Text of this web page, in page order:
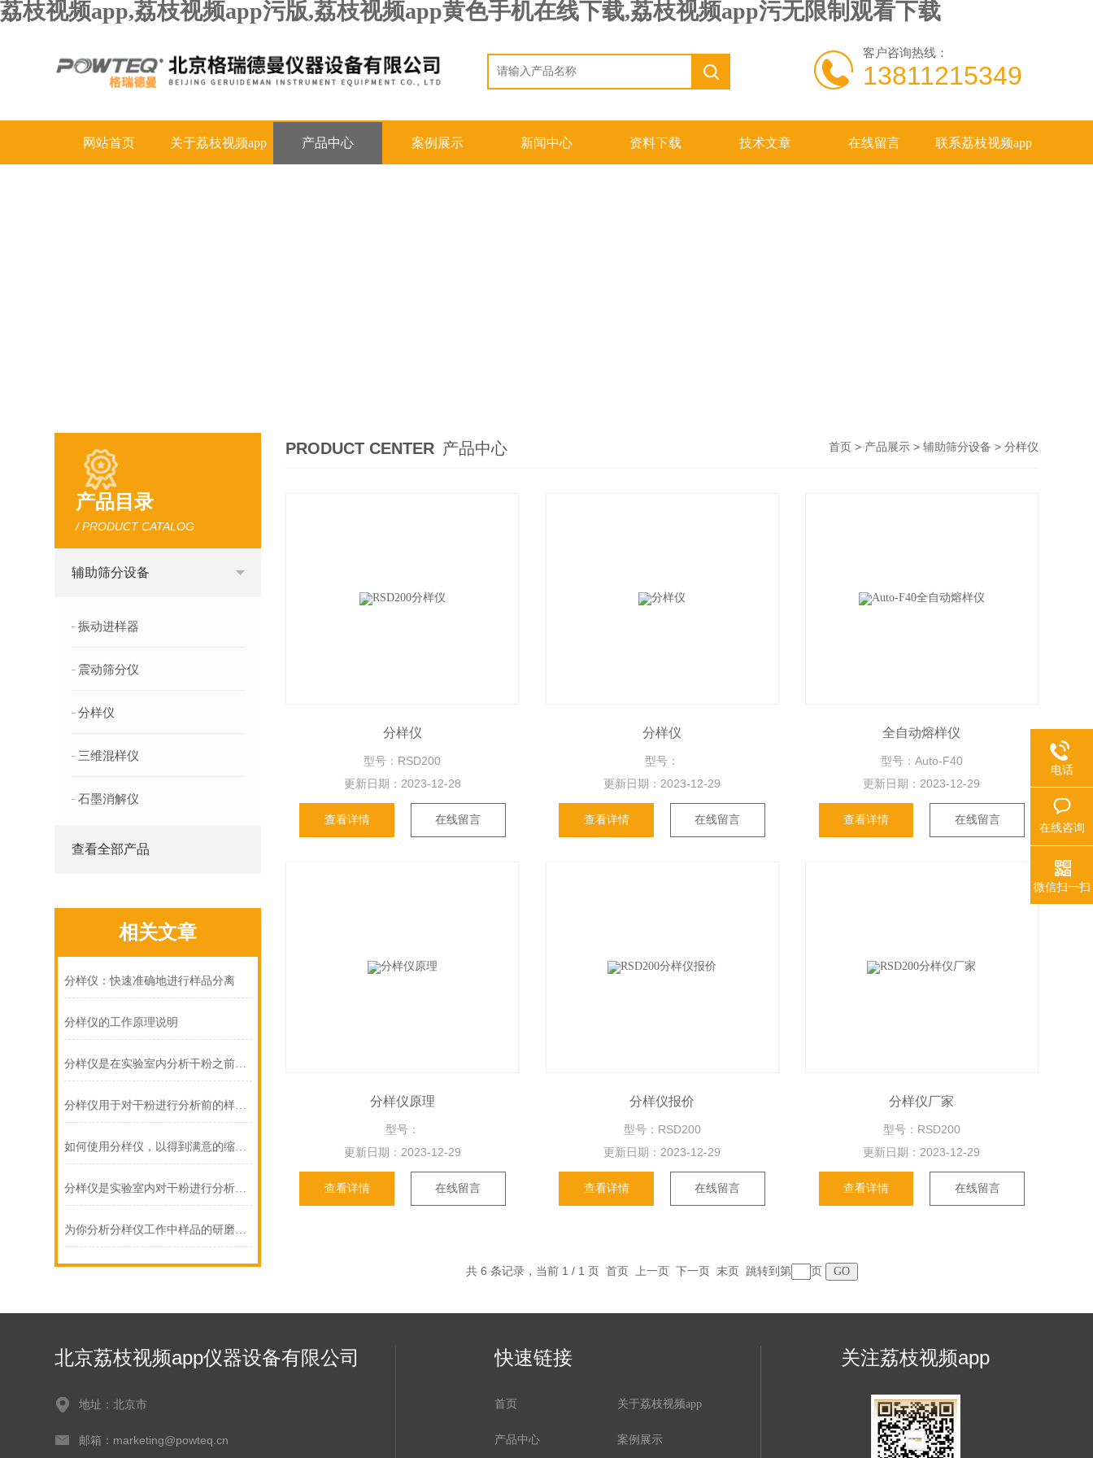
荔枝视频app,荔枝视频app污版,荔枝视频app黄色手机在线下载,荔枝视频app污无限制观看下载
客户咨询热线：
13811215349
网站首页 关于荔枝视频app 产品中心 案例展示 新闻中心 资料下载 技术文章 在线留言 联系荔枝视频app
产品目录
/ PRODUCT CATALOG
辅助筛分设备
振动进样器
震动筛分仪
分样仪
三维混样仪
石墨消解仪
查看全部产品
相关文章
分样仪：快速准确地进行样品分离
分样仪的工作原理说明
分样仪是在实验室内分析干粉之前的样品分离装置
分样仪用于对干粉进行分析前的样品缩分
如何使用分样仪，以得到满意的缩分样品量？
分样仪是实验室内对干粉进行分析前的样品缩分仪器
为你分析分样仪工作中样品的研磨过程
PRODUCT CENTER 产品中心 首页> 产品展示> 辅助筛分设备 > 分样仪
分样仪
型号：RSD200
更新日期： 2023-12-28
查看详情 在线留言
分样仪
型号：
更新日期： 2023-12-29
查看详情 在线留言
全自动熔样仪
型号：Auto-F40
更新日期： 2023-12-29
查看详情 在线留言
分样仪原理
型号：
更新日期： 2023-12-29
查看详情 在线留言
分样仪报价
型号：RSD200
更新日期： 2023-12-29
查看详情 在线留言
分样仪厂家
型号：RSD200
更新日期： 2023-12-29
查看详情 在线留言
共 6 条记录，当前 1 / 1 页 首页 上一页 下一页 末页 跳转到第 页
北京荔枝视频app仪器设备有限公司
地址：北京市
邮箱：marketing@powteq.cn
快速链接
首页 关于荔枝视频app
产品中心 案例展示
关注荔枝视频app
电话
在线咨询
微信扫一扫